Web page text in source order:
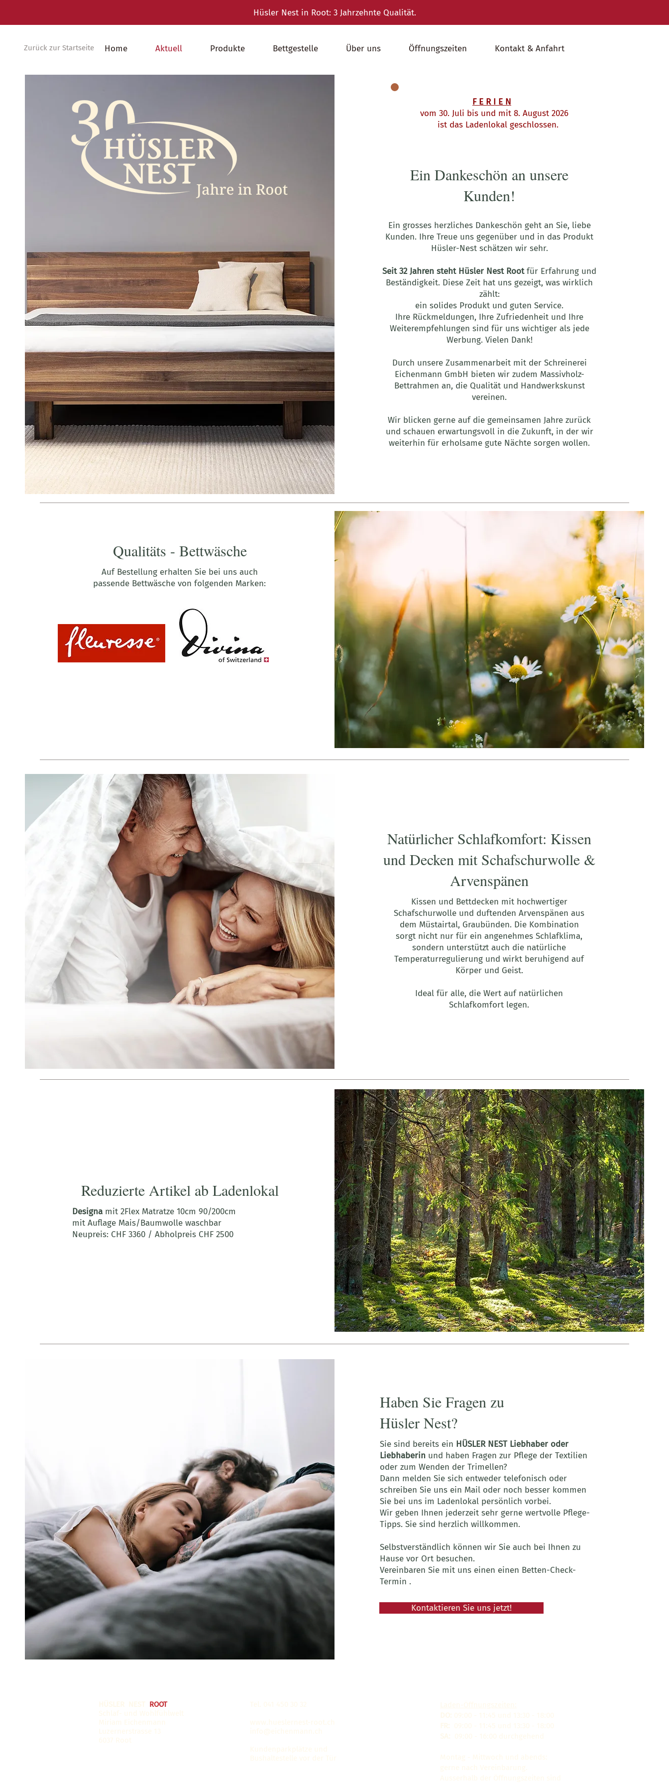
Zurück zur Startseite
Hüsler Nest in Root: 3 Jahrzehnte Qualität.
Home Aktuell Produkte Bettgestelle Über uns Öffnungszeiten Kontakt & Anfahrt
F E R I E N
vom 30. Juli bis und mit 8. August 2026
ist das Ladenlokal geschlossen.
Ein Dankeschön an unsere
Kunden!
Ein grosses herzliches Dankeschön geht an Sie, liebe
Kunden. Ihre Treue uns gegenüber und in das Produkt
Hüsler-Nest schätzen wir sehr.
Seit 32 Jahren steht Hüsler Nest Rootfür Erfahrung und
Beständigkeit. Diese Zeit hat uns gezeigt, was wirklich
zählt:
ein solides Produkt und guten Service.
Ihre Rückmeldungen, Ihre Zufriedenheit und Ihre
Weiterempfehlungen sind für uns wichtiger als jede
Werbung. Vielen Dank!
Durch unsere Zusammenarbeit mit der Schreinerei
Eichenmann GmbH bieten wir zudem Massivholz-
Bettrahmen an, die Qualität und Handwerkskunst
vereinen.
Wir blicken gerne auf die gemeinsamen Jahre zurück
und schauen erwartungsvoll in die Zukunft, in der wir
weiterhin für erholsame gute Nächte sorgen wollen.
Qualitäts - Bettwäsche
Auf Bestellung erhalten Sie bei uns auch
passende Bettwäsche von folgenden Marken:
Natürlicher Schlafkomfort: Kissen
und Decken mit Schafschurwolle &
Arvenspänen
Kissen und Bettdecken mit hochwertiger
Schafschurwolle und duftenden Arvenspänen aus
dem Müstairtal, Graubünden. Die Kombination
sorgt nicht nur für ein angenehmes Schlafklima,
sondern unterstützt auch die natürliche
Temperaturregulierung und wirkt beruhigend auf
Körper und Geist.
Ideal für alle, die Wert auf natürlichen
Schlafkomfort legen.
Reduzierte Artikel ab Ladenlokal
Designa mit 2Flex Matratze 10cm 90/200cm
mit Auflage Mais/Baumwolle waschbar
Neupreis: CHF 3360 / Abholpreis CHF 2500 ​
Haben Sie Fragen zu
Hüsler Nest?
Sie sind bereits ein HÜSLER NEST Liebhaber oder
Liebhaberin und haben Fragen zur Pflege der Textilien
oder zum Wenden der Trimellen?
Dann melden Sie sich entweder telefonisch oder
schreiben Sie uns ein Mail oder noch besser kommen
Sie bei uns im Ladenlokal persönlich vorbei.
Wir geben Ihnen jederzeit sehr gerne wertvolle Pflege-
Tipps. Sie sind herzlich willkommen.
Selbstverständlich können wir Sie auch bei Ihnen zu
Hause vor Ort besuchen.
Vereinbaren Sie mit uns einen einen Betten-Check-
Termin .
Kontaktieren Sie uns jetzt!
ROOT